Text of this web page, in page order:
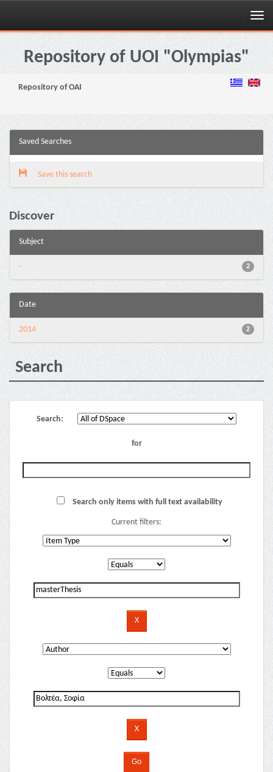
Skip
navigationRepository of UOI "Olympias"
Repository of OAI
Saved Searches
Save this search
Discover
Subject
2
-
Date
2
2014
Search
Search:
for
Search only items with full text availability
Current filters: